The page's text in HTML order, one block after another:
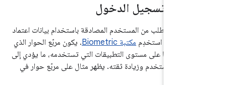
تسجيل الدخول
نظام يطلب من المستخدم المصادقة باستخدام بيانات اعتماد
مكتبة Biometric
. يكون مربّع الحوار الذي
متسقًا على مستوى التطبيقات التي تستخدمه، ما يؤدي إلى
المستخدم وزيادة ثقته. يظهر مثال على مربّع حوار في